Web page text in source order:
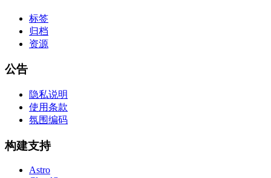
标签
归档
资源
公告
隐私说明
使用条款
氛围编码
构建支持
Astro